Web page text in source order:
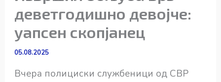
деветгодишно девојче:
уапсен скопјанец
05.08.2025
Вчера полициски службеници од СВР